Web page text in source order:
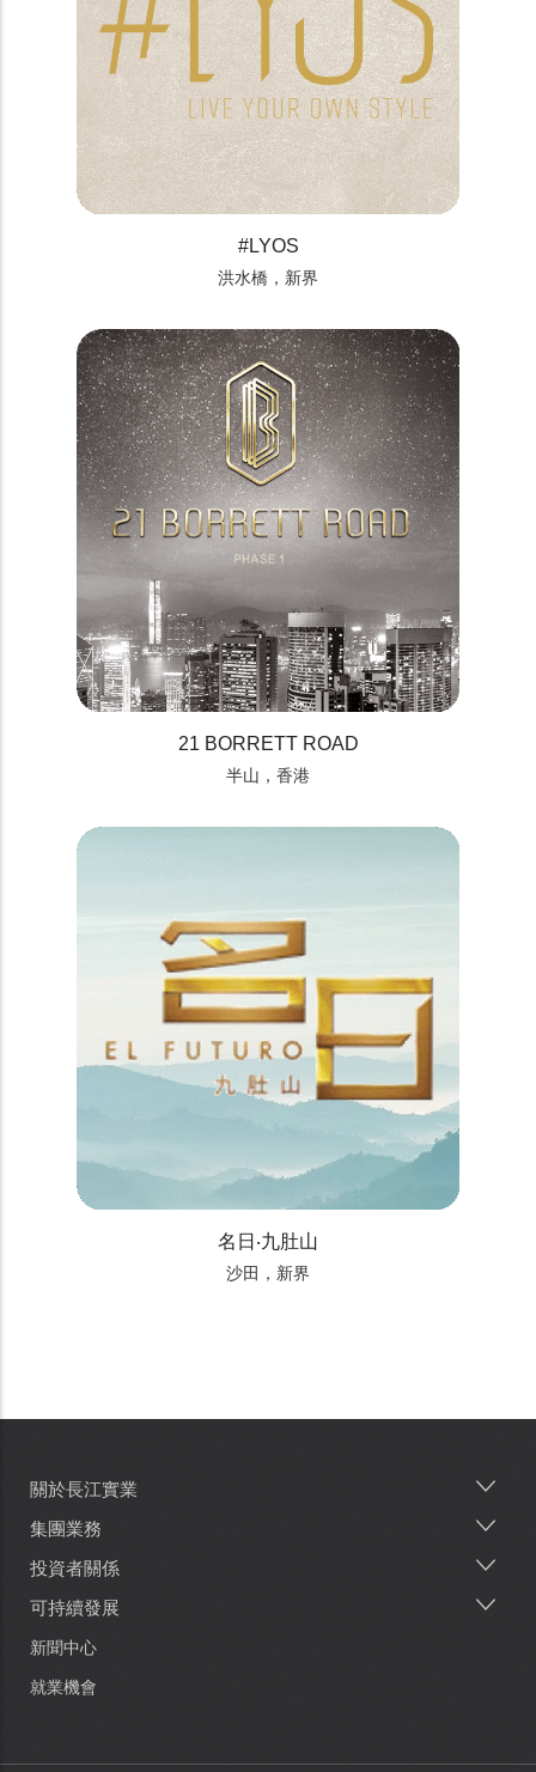
#LYOS
洪水橋，新界
21 BORRETT ROAD
半山，香港
名日‧九肚山
沙田，新界
Main
navigation
關於長江實業
集團業務
投資者關係
可持續發展
新聞中心
就業機會